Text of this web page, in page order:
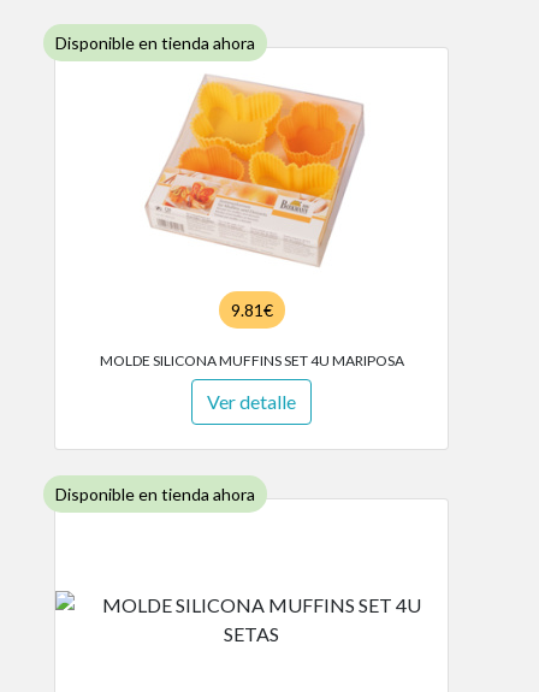
Disponible en tienda ahora
9.81€
MOLDE SILICONA MUFFINS SET 4U MARIPOSA
Ver detalle
Disponible en tienda ahora